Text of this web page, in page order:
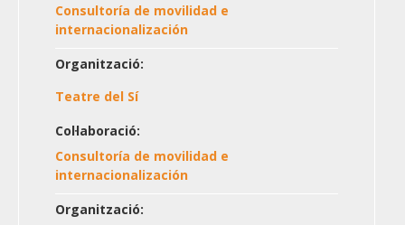
Consultoría de movilidad e
internacionalización
Organització:
Teatre del Sí
Col·laboració:
Consultoría de movilidad e
internacionalización
Organització: